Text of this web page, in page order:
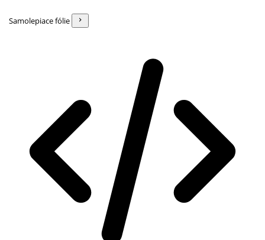
Samolepiace fólie